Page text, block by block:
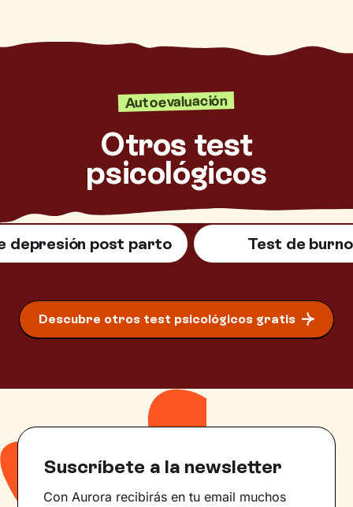
Autoevaluación
Otros test
psicológicos
depresión post parto Test de
Descubre otros test psicológicos gratis
Suscríbete a la newsletter
Con Aurora recibirás en tu email muchos